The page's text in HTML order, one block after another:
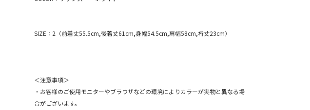
SIZE：2（前着丈55.5cm,後着丈61cm,身幅54.5cm,肩幅58cm,裄丈23cm）
＜注意事項＞
・お客様のご使用モニターやブラウザなどの環境によりカラーが実物と異なる場
合がございます。